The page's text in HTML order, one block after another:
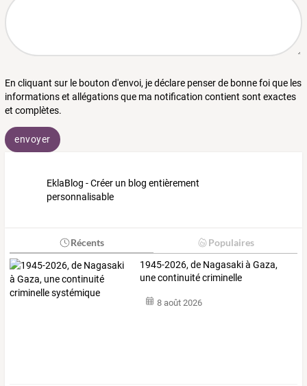
En cliquant sur le bouton d'envoi, je déclare penser de bonne foi que les
informations et allégations que ma notification contient sont exactes
et complètes.
envoyer
EklaBlog - Créer un blog entièrement
personnalisable
Récents Populaires
1945-2026, de Nagasaki à Gaza,
une continuité criminelle
8 août 2026